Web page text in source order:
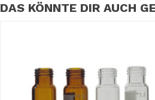
DAS KÖNNTE DIR AUCH